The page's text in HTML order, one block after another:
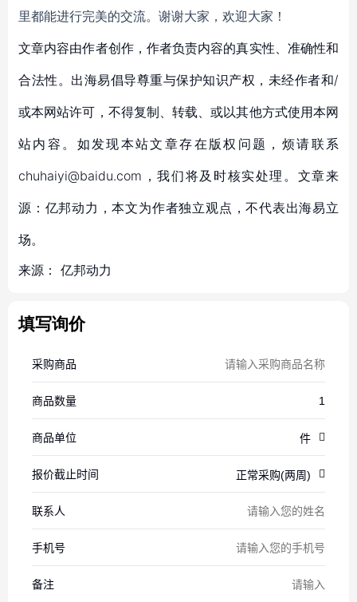
里都能进行完美的交流。谢谢大家，欢迎大家！
文章内容由作者创作，作者负责内容的真实性、准确性和
合法性。出海易倡导尊重与保护知识产权，未经作者和/
或本网站许可，不得复制、转载、或以其他方式使用本网
站内容。如发现本站文章存在版权问题，烦请联系
chuhaiyi@baidu.com，我们将及时核实处理。文章来
源：亿邦动力，本文为作者独立观点，不代表出海易立
场。
来源： 亿邦动力
填写询价